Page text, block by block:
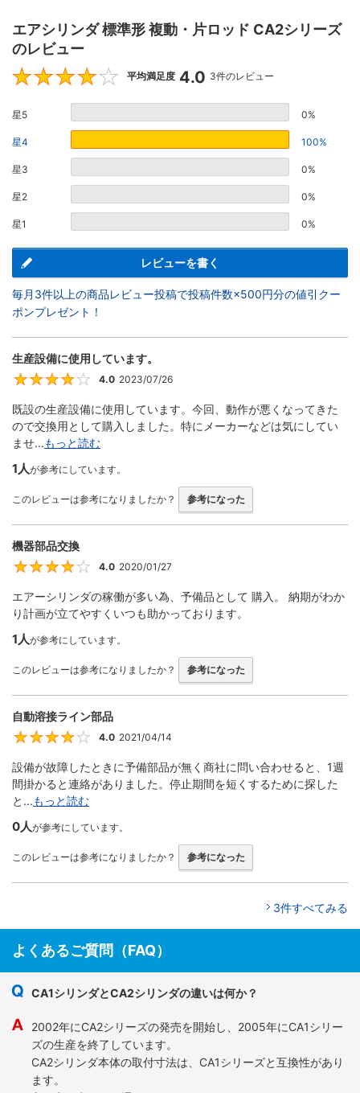
エアシリンダ 標準形 複動・片ロッド CA2シリーズ
のレビュー
4
平均満足度 4.0 3件のレビュー
星5 0%
星4 100%
星3 0%
星2 0%
星1 0%
レビューを書く
毎月3件以上の商品レビュー投稿で投稿件数×500円分の値引クー
ポンプレゼント！
生産設備に使用しています。
4
4.0 2023/07/26
既設の生産設備に使用しています。今回、動作が悪くなってきた
ので交換用として購入しました。特にメーカーなどは気にしてい
ませ...もっと読む
1人が参考にしています。
このレビューは参考になりましたか？ 参考になった
機器部品交換
4
4.0 2020/01/27
エアーシリンダの稼働が多い為、予備品として 購入。 納期がわか
り計画が立てやすくいつも助かっております。
1人が参考にしています。
このレビューは参考になりましたか？ 参考になった
自動溶接ライン部品
4
4.0 2021/04/14
設備が故障したときに予備部品が無く商社に問い合わせると、1週
間掛かると連絡がありました。停止期間を短くするために探した
と...もっと読む
0人が参考にしています。
このレビューは参考になりましたか？ 参考になった
3件すべてみる
よくあるご質問（FAQ）
CA1シリンダとCA2シリンダの違いは何か？
2002年にCA2シリーズの発売を開始し、2005年にCA1シリー
ズの生産を終了しています。
CA2シリンダ本体の取付寸法は、CA1シリーズと互換性があり
ます。